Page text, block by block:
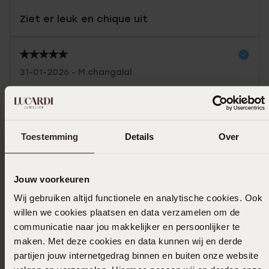
Toestemming Details Over
Jouw voorkeuren
Wij gebruiken altijd functionele en analytische cookies. Ook
willen we cookies plaatsen en data verzamelen om de
communicatie naar jou makkelijker en persoonlijker te
maken. Met deze cookies en data kunnen wij en derde
partijen jouw internetgedrag binnen en buiten onze website
Ziet er leuk en chique uit
31-01-2026 - M.changalal
Ook leuk voor jou